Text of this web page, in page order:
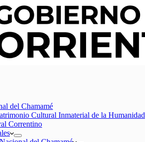
del Chamamé
Cultural Inmaterial de la Humanidad
Correntino